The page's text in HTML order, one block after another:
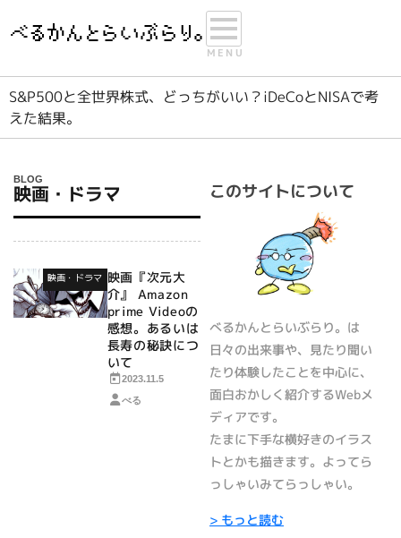
食べ歩き
おかいもの
食べ歩き
べる
あじまんすごい。大
判焼きうまうま。
北上市
べる
中国家庭料理 煌林
さん閉店 北上市の
中華料理店でおすす
2023.11.13 べる
シビ辛、絶品！の四
川風 麻婆豆腐を家
で作るベストチョイ
魅力
トップページ
いて
プライバシーポ
リシー
サイトポリシー
S&P500と全世界株式、どっちがいい？iDeCoとNISAで考
えた結果。
BLOG
映画・ドラマ
映画・ドラマ 映画『次元大
介』 Amazon
prime Videoの
感想。あるいは
長寿の秘訣につ
いて
2023.11.5
べる
このサイトについて
べるかんとらいぶらり。は
日々の出来事や、見たり聞い
たり体験したことを中心に、
面白おかしく紹介するWebメ
ディアです。
たまに下手な横好きのイラス
トとかも描きます。よってら
っしゃいみてらっしゃい。
> もっと読む